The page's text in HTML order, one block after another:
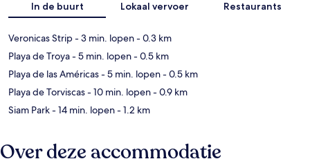
In de buurt Lokaal vervoer Restaurants
Veronicas Strip- 3 min. lopen- 0.3 km
Playa de Troya- 5 min. lopen- 0.5 km
Playa de las Américas- 5 min. lopen- 0.5 km
Playa de Torviscas- 10 min. lopen- 0.9 km
Siam Park- 14 min. lopen- 1.2 km
Over deze accommodatie